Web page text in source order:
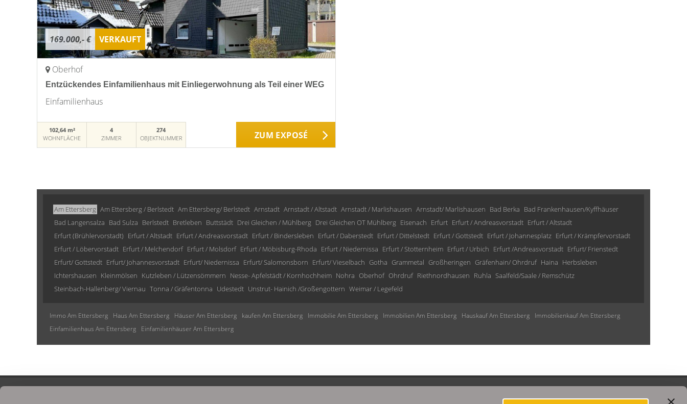
169.000,- € VERKAUFT
Oberhof
Entzückendes Einfamilienhaus mit Einliegerwohnung als Teil einer WEG
Einfamilienhaus
102,64 m²
WOHNFLÄCHE
4
ZIMMER
274
OBJEKTNUMMER
ZUM EXPOSÉ
Am Ettersberg Am Ettersberg / Berlstedt Am Ettersberg/ Berlstedt Arnstadt Arnstadt / Altstadt Arnstadt / Marlishausen Arnstadt/ Marlishausen Bad Berka Bad Frankenhausen/Kyffhäuser
Bad Langensalza Bad Sulza Berlstedt Bretleben Buttstädt Drei Gleichen / Mühlberg Drei Gleichen OT Mühlberg Eisenach Erfurt Erfurt / Andreasvorstadt Erfurt / Altstadt
Erfurt (Brühlervorstadt) Erfurt / Altstadt Erfurt / Andreasvorstadt Erfurt / Bindersleben Erfurt / Daberstedt Erfurt / Dittelstedt Erfurt / Gottstedt Erfurt / Johannesplatz Erfurt / Krämpfervorstadt
Erfurt / Löbervorstadt Erfurt / Melchendorf Erfurt / Molsdorf Erfurt / Möbisburg-Rhoda Erfurt / Niedernissa Erfurt / Stotternheim Erfurt / Urbich Erfurt /Andreasvorstadt Erfurt/ Frienstedt
Erfurt/ Gottstedt Erfurt/ Johannesvorstadt Erfurt/ Niedernissa Erfurt/ Salomonsborn Erfurt/ Vieselbach Gotha Grammetal Großheringen Gräfenhain/ Ohrdruf Haina Herbsleben
Ichtershausen Kleinmölsen Kutzleben / Lützensömmern Nesse- Apfelstädt / Kornhochheim Nohra Oberhof Ohrdruf Riethnordhausen Ruhla Saalfeld/Saale / Remschütz
Steinbach-Hallenberg/ Viernau Tonna / Gräfentonna Udestedt Unstrut- Hainich /Großengottern Weimar / Legefeld
Immo Am Ettersberg Haus Am Ettersberg Häuser Am Ettersberg kaufen Am Ettersberg Immobilie Am Ettersberg Immobilien Am Ettersberg Hauskauf Am Ettersberg
Immobilienkauf Am Ettersberg
Einfamilienhaus Am Ettersberg
Einfamilienhäuser Am Ettersberg